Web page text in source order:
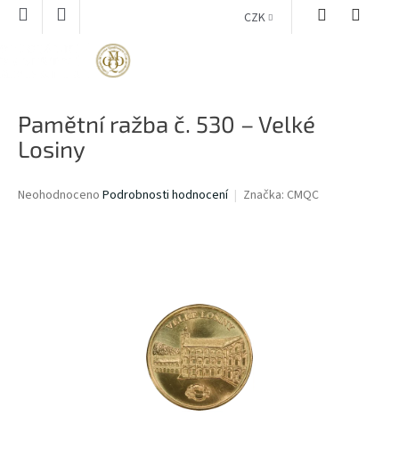
Přejít
CZK
Pamětní ražba č. 530 – Velké
Losiny
Průměrné
Neohodnoceno Podrobnosti hodnocení Značka: CMQC